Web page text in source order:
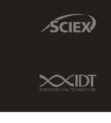
Sciex Link
IDT Link